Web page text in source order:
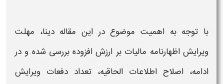
با توجه به اهمیت موضوع در این مقاله دینا، مهلت
ویرایش اظهارنامه مالیات بر ارزش افزوده​ بررسی شده و در
ادامه، اصلاح اطلاعات الحاقیه، تعداد دفعات ویرایش